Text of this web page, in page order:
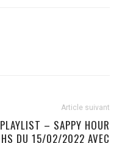
Article suivant
PLAYLIST – SAPPY HOUR
HS DU 15/02/2022 AVEC